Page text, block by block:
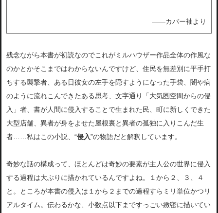
――カバー袖より
残念ながら本書が初読なのでこれがミルハウザー作品全体の作風な
のかとかそこまではわからないんですけど、住民を無差別に平手打
ちする襲撃者、ある日彼女の左手を隠すようになった手袋、闇や病
のように流れこんできたある思考、文字通り「大気圏空間からの侵
入」者、書が人間に侵入することで生まれた民、町に新しくできた
大型店舗、異者が身をよせた屋根裏と異者の孤独に入りこんだ生
者……私はこの小説、“侵入”の物語だと解釈しています。
奇妙な話の構成って、ほとんどは奇妙の要素が主人公の世界に侵入
する過程は大ぶりに描かれているんですよね。１から２、３、４
と。ところが本書の侵入は１から２までの過程すらミリ単位かつリ
アルタイム。伝わるかな、小数点以下まですっごい緻密に描いてい